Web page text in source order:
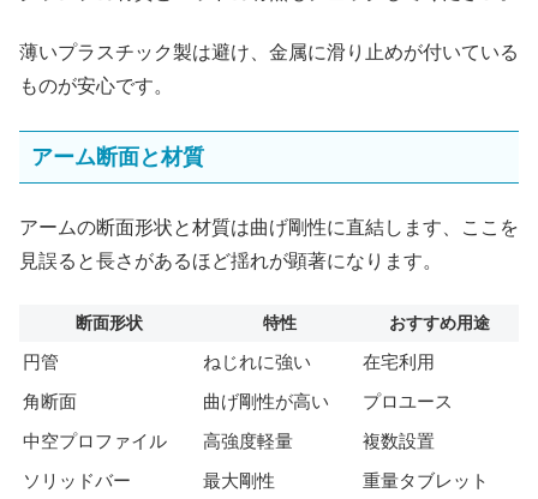
薄いプラスチック製は避け、金属に滑り止めが付いている
ものが安心です。
アーム断面と材質
アームの断面形状と材質は曲げ剛性に直結します、ここを
見誤ると長さがあるほど揺れが顕著になります。
断面形状 特性 おすすめ用途
円管 ねじれに強い
在宅利用
角断面
曲げ剛性が高い
プロユース
中空プロファイル
高強度軽量
複数設置
ソリッドバー
最大剛性 重量タブレット